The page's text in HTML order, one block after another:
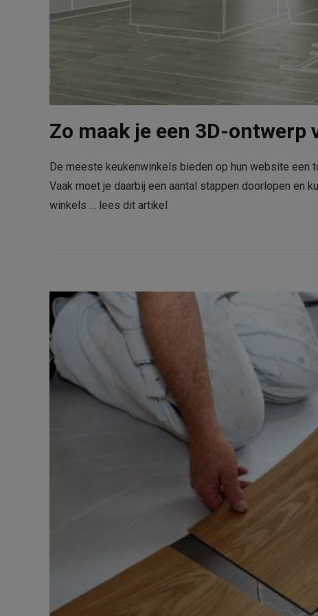
Zo maak je een 3D-ontwerp
De meeste keukenwinkels bieden op hun website een
Vaak moet je daarbij een aantal stappen doorlopen en
winkels … lees dit artikel